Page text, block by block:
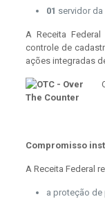
01 servidor da
A Receita
controle de
ações integradas
Compromisso
A Receita Federal
a proteção